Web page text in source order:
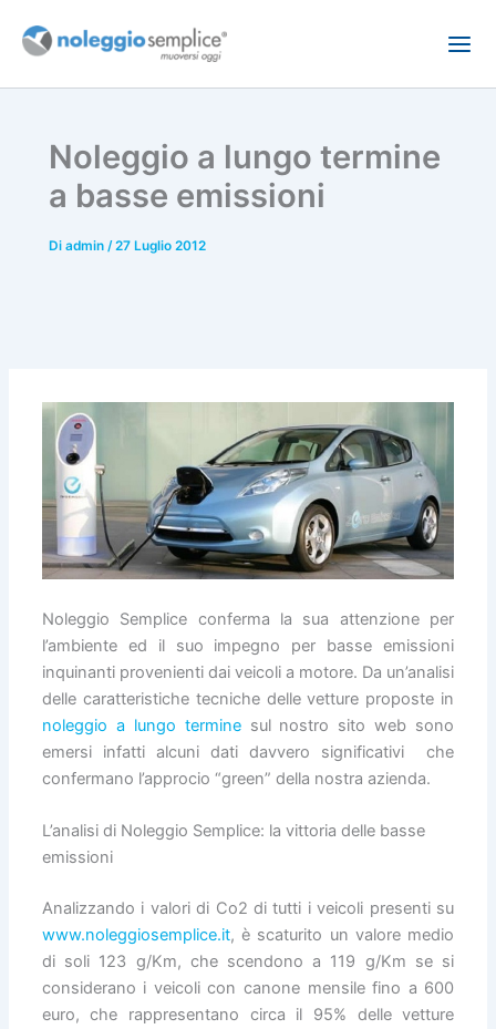
Noleggio a lungo termine
a basse emissioni
Di admin /27 Luglio 2012
Noleggio Semplice conferma la sua attenzione per
l’ambiente ed il suo impegno per basse emissioni
inquinanti provenienti dai veicoli a motore. Da un’analisi
delle caratteristiche tecniche delle vetture proposte in
noleggio a lungo termine sul nostro sito web sono
emersi infatti alcuni dati davvero significativi che
confermano l’approcio “green” della nostra azienda.
L’analisi di Noleggio Semplice: la vittoria delle basse
emissioni
Analizzando i valori di Co2 di tutti i veicoli presenti su
www.noleggiosemplice.it, è scaturito un valore medio
di soli 123 g/Km, che scendono a 119 g/Km se si
considerano i veicoli con canone mensile fino a 600
euro, che rappresentano circa il 95% delle vetture